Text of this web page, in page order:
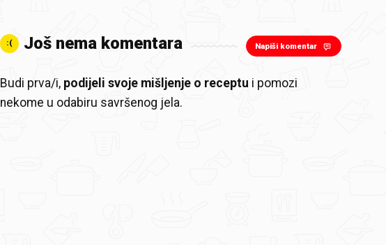
:( Još nema komentara Napiši komentar
Budi prva/i, podijeli svoje mišljenje o receptu i pomozi
nekome u odabiru savršenog jela.